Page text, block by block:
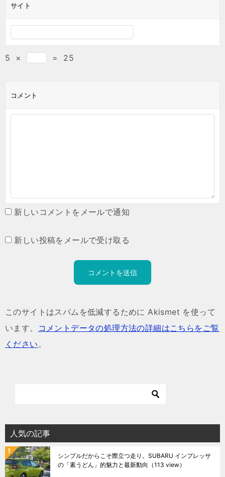
サイト
5 × = 25
コメント
新しいコメントをメールで通知
新しい投稿をメールで受け取る
このサイトはスパムを低減するために Akismet を使って
います。
コメントデータの処理方法の詳細はこちらをご覧
ください。
人気の記事
シンプルだからこそ際立つ走り。SUBARU インプレッサ
の「素うどん」的魅力と最新動向 （113 view）